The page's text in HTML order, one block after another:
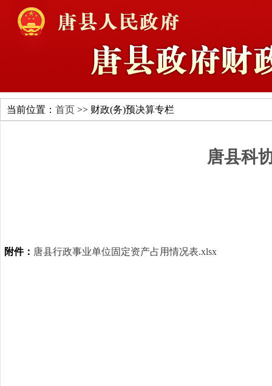
当前位置： 首页 >> 财政(务)预决算专栏
唐县科
附件： 唐县行政事业单位固定资产占用情况表.xlsx